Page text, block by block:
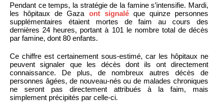
Pendant ce temps, la stratégie de la famine s’intensifie. Mardi,
les hôpitaux de Gaza ont signaléque quinze personnes
supplémentaires étaient mortes de faim au cours des
dernières 24 heures, portant à 101 le nombre total de décès
par famine, dont 80 enfants.
Ce chiffre est certainement sous-estimé, car les hôpitaux ne
peuvent signaler que les décès dont ils ont directement
connaissance. De plus, de nombreux autres décès de
personnes âgées, de nouveau-nés ou de malades chroniques
ne seront pas directement attribués à la faim, mais
simplement précipités par celle-ci.